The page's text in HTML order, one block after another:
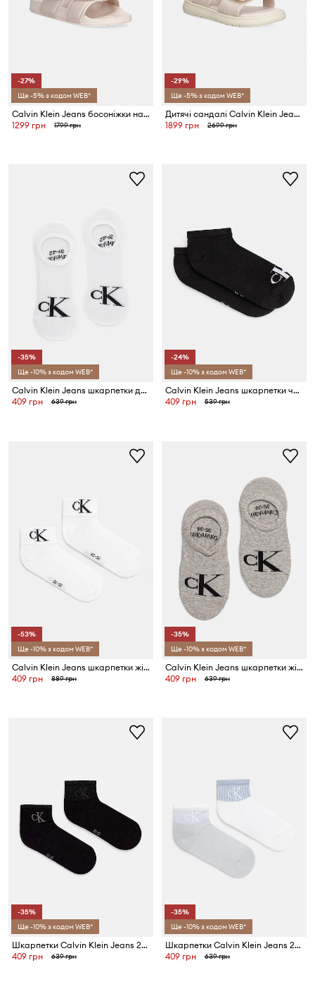
-27%
Ще -5% з кодом WEB*
Calvin Klein Jeans босоніжки на пласкому підборі дитячі
1299 грн
1799 грн
-29%
Ще -5% з кодом WEB*
Дитячі сандалі Calvin Klein Jeans
1899 грн
2699 грн
-35%
Ще -10% з кодом WEB*
Calvin Klein Jeans шкарпетки до щиколотки чоловічі з бавовною 2 шт.
409 грн
639 грн
-24%
Ще -10% з кодом WEB*
Calvin Klein Jeans шкарпетки чоловічі 2 шт.
409 грн
539 грн
-53%
Ще -10% з кодом WEB*
Calvin Klein Jeans шкарпетки жіночі з бавовною 2 шт.
409 грн
889 грн
-35%
Ще -10% з кодом WEB*
Calvin Klein Jeans шкарпетки жіночі з бавовною 2 шт.
409 грн
639 грн
-35%
Ще -10% з кодом WEB*
Шкарпетки Calvin Klein Jeans 2-pack
409 грн
639 грн
-35%
Ще -10% з кодом WEB*
Шкарпетки Calvin Klein Jeans 2-pack
409 грн
639 грн